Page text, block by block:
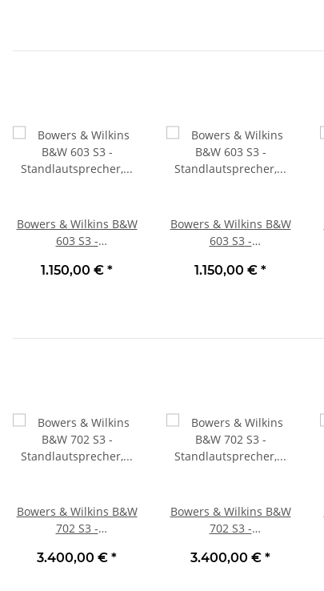
Bowers & Wilkins B&W
603 S3 -
Stück | Neu
1.150,00 € *
Bowers & Wilkins B&W
603 S3 -
Stück | Neu Eiche
1.150,00 € *
Bowers & Wilkins B&W
702 S3 -
Stück
3.400,00 € *
Bowers & Wilkins B&W
702 S3 -
Stück Glanzschwarz |
3.400,00 € *